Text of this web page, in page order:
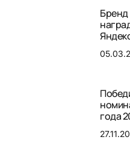
Бренд
года